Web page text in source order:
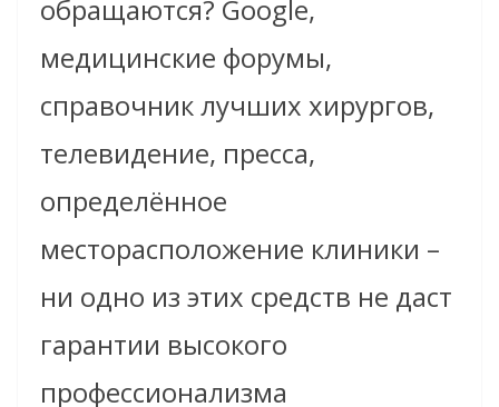
обращаются? Google,
медицинские форумы,
справочник лучших хирургов,
телевидение, пресса,
определённое
месторасположение клиники –
ни одно из этих средств не даст
гарантии высокого
профессионализма